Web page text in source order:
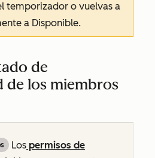
temporizador o vuelvas a
a Disponible.
de
de los miembros
Los permisos de